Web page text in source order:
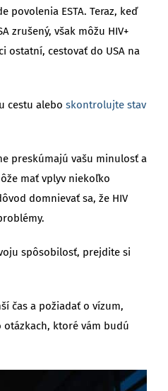
povolenia ESTA. Teraz, keď
zrušený, však môžu HIV+
ostatní, cestovať do USA na
cestu alebo skontrolujte stav
preskúmajú vašu minulosť a
mať vplyv niekoľko
domnievať sa, že HIV
spôsobilosť, prejdite si
čas a požiadať o vízum,
otázkach, ktoré vám budú